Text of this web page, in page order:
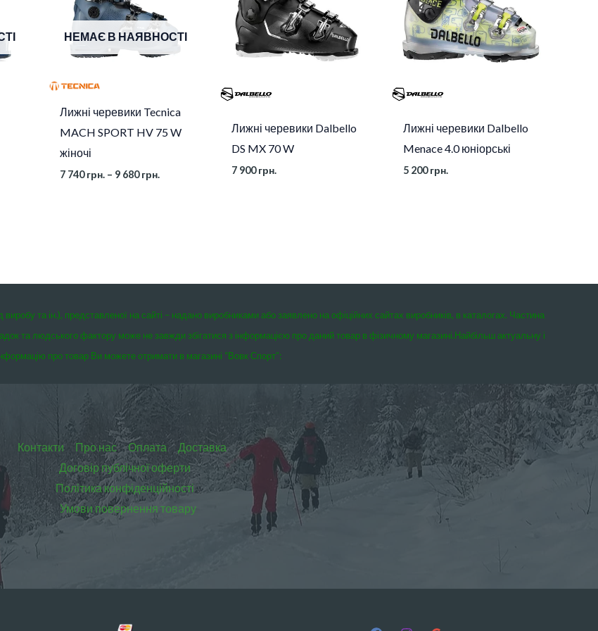
НЕМАЄ В НАЯВНОСТІ
Лижні черевики Tecnica
MACH SPORT HV 75 W
жіночі
7 740грн. – 9 680грн.
Лижні черевики Dalbello
DS MX 70 W
7 900грн.
Лижні черевики Dalbello
Menace 4.0 юніорські
5 200грн.
виробу та ін.), представленої на сайті – надано виробниками або заявлено на офіційних сайтах виробників, в каталогах. Частина
та людського фактору може не завжди збігатися з інформацією про даний товар в фізичному магазині.Найбільш актуальну і
про товар Ви можете отримати в магазині “Вовк Спорт”:
Контакти Про нас Оплата
Доставка
Договір публічної оферти
Політика конфіденційності
Умови повернення товару